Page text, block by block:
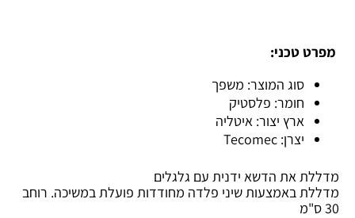
מפרט טכני:
סוג המוצר: משפך
חומר: פלסטיק
ארץ יצור: איטליה
יצרן: Tecomec
מדללת את הדשא ידנית עם גלגלים
מדללת באמצעות שיני פלדה מחודדות פועלת במשיכה. רוחב
30 ס"מ